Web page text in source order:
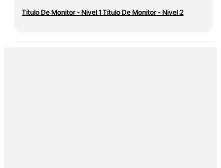
Título De Monitor - Nivel 1Título De Monitor - Nivel 2